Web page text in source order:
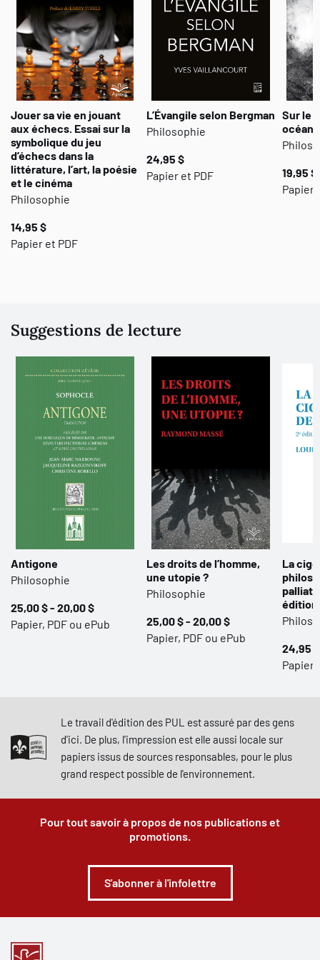
Jouer sa vie en jouant
aux échecs. Essai sur la
symbolique du jeu
d’échecs dans la
littérature, l’art, la poésie
et le cinéma
Philosophie
14,95 $
Papier et PDF
L’Évangile selon Bergman
Philosophie
24,95 $
Papier et PDF
Sur le
19,95 $
Papier
Suggestions de lecture
Antigone
Philosophie
25,00 $ - 20,00 $
Papier, PDF ou ePub
Les droits de l’homme,
une utopie ?
Philosophie
25,00 $ - 20,00 $
Papier, PDF ou ePub
La
24,95
Papier
Le travail d'édition des PUL est assuré par des gens
d'ici. De plus, l'impression est elle aussi locale sur
papiers issus de sources responsables, pour le plus
grand respect possible de l'environnement.
Pour tout savoir à propos de nos publications et
promotions.
S'abonner à l'infolettre